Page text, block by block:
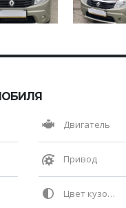
Двигатель
Привод
Цвет кузова